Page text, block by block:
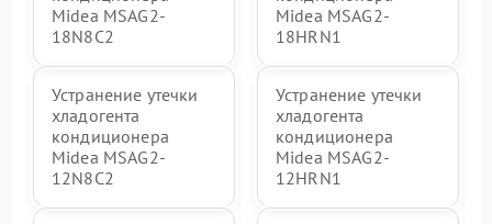
Midea MSAG2-
18N8C2
Midea MSAG2-
18HRN1
Устранение утечки
хладогента
кондиционера
Midea MSAG2-
12N8C2
Устранение утечки
хладогента
кондиционера
Midea MSAG2-
12HRN1